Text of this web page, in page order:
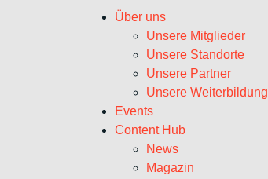
Über uns
Unsere Mitglieder
Unsere Standorte
Unsere Partner
Unsere Weiterbildung
Events
Content Hub
News
Magazin